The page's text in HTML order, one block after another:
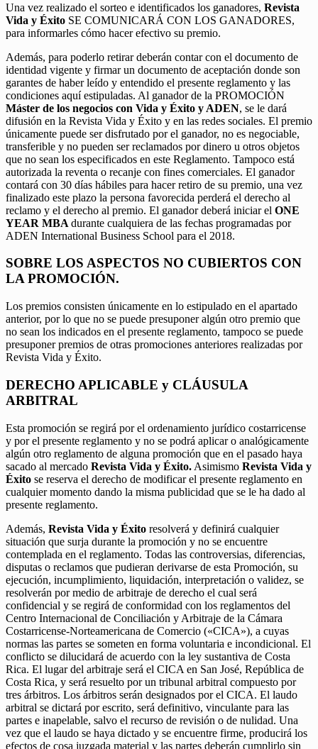
Una vez realizado el sorteo e identificados los ganadores, Revista
Vida y Éxito SE COMUNICARÁ CON LOS GANADORES,
para informarles cómo hacer efectivo su premio.
Además, para poderlo retirar deberán contar con el documento de
identidad vigente y firmar un documento de aceptación donde son
garantes de haber leído y entendido el presente reglamento y las
condiciones aquí estipuladas. Al ganador de la PROMOCIÓN
Máster de los negocios con Vida y Éxito y ADEN, se le dará
difusión en la Revista Vida y Éxito y en las redes sociales. El premio
únicamente puede ser disfrutado por el ganador, no es negociable,
transferible y no pueden ser reclamados por dinero u otros objetos
que no sean los especificados en este Reglamento. Tampoco está
autorizada la reventa o recanje con fines comerciales. El ganador
contará con 30 días hábiles para hacer retiro de su premio, una vez
finalizado este plazo la persona favorecida perderá el derecho al
reclamo y el derecho al premio. El ganador deberá iniciar el ONE
YEAR MBA durante cualquiera de las fechas programadas por
ADEN International Business School para el 2018.
SOBRE LOS ASPECTOS NO CUBIERTOS CON
LA PROMOCIÓN.
Los premios consisten únicamente en lo estipulado en el apartado
anterior, por lo que no se puede presuponer algún otro premio que
no sean los indicados en el presente reglamento, tampoco se puede
presuponer premios de otras promociones anteriores realizadas por
Revista Vida y Éxito.
DERECHO APLICABLE y CLÁUSULA
ARBITRAL
Esta promoción se regirá por el ordenamiento jurídico costarricense
y por el presente reglamento y no se podrá aplicar o analógicamente
algún otro reglamento de alguna promoción que en el pasado haya
sacado al mercado Revista Vida y Éxito. Asimismo Revista Vida y
Éxito se reserva el derecho de modificar el presente reglamento en
cualquier momento dando la misma publicidad que se le ha dado al
presente reglamento.
Además, Revista Vida y Éxito resolverá y definirá cualquier
situación que surja durante la promoción y no se encuentre
contemplada en el reglamento. Todas las controversias, diferencias,
disputas o reclamos que pudieran derivarse de esta Promoción, su
ejecución, incumplimiento, liquidación, interpretación o validez, se
resolverán por medio de arbitraje de derecho el cual será
confidencial y se regirá de conformidad con los reglamentos del
Centro Internacional de Conciliación y Arbitraje de la Cámara
Costarricense-Norteamericana de Comercio («CICA»), a cuyas
normas las partes se someten en forma voluntaria e incondicional. El
conflicto se dilucidará de acuerdo con la ley sustantiva de Costa
Rica. El lugar del arbitraje será el CICA en San José, República de
Costa Rica, y será resuelto por un tribunal arbitral compuesto por
tres árbitros. Los árbitros serán designados por el CICA. El laudo
arbitral se dictará por escrito, será definitivo, vinculante para las
partes e inapelable, salvo el recurso de revisión o de nulidad. Una
vez que el laudo se haya dictado y se encuentre firme, producirá los
efectos de cosa juzgada material y las partes deberán cumplirlo sin